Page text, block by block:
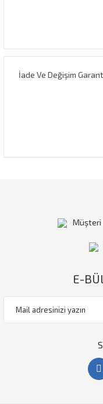
İade Ve Değişim
Müşteri
E-